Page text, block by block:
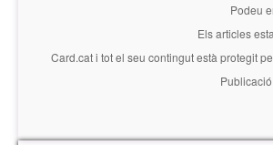
Podeu
Els articles
Card.cati tot el seu contingut està protegit